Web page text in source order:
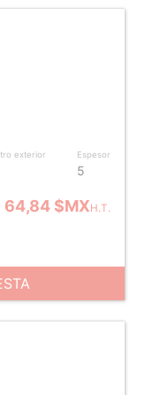
exterior Espesor
5
64,84 $MXH.T.